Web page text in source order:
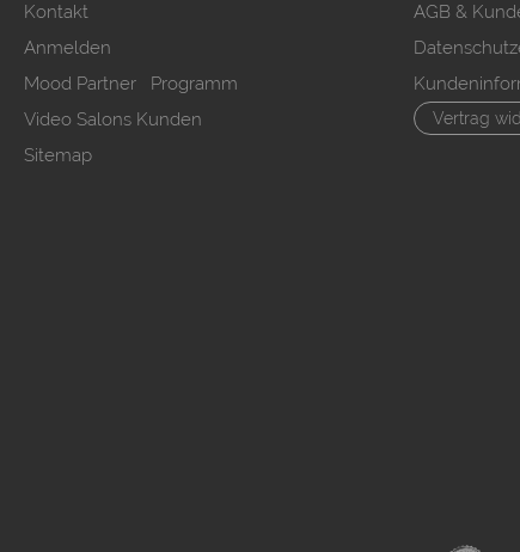
Kontakt
Anmelden
Mood Partner Programm
Video Salons Kunden
Sitemap
AGB &
Vertrag